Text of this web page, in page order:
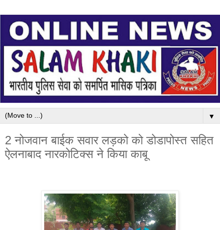
▼
2 नोजवान बाईक सवार लड़को को डोडापोस्त सहित
ऐलनाबाद नारकोटिक्स ने किया काबू